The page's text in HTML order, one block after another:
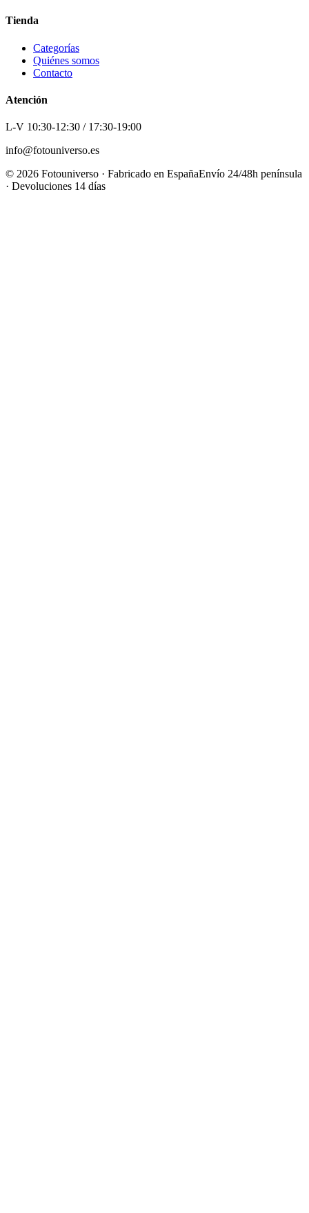
Tienda
Categorías
Quiénes somos
Contacto
Atención
L-V 10:30-12:30 / 17:30-19:00
info@fotouniverso.es
© 2026 Fotouniverso · Fabricado en EspañaEnvío 24/48h península
· Devoluciones 14 días